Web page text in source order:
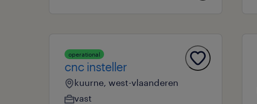
operational
cnc insteller
kuurne, west-vlaanderen
vast